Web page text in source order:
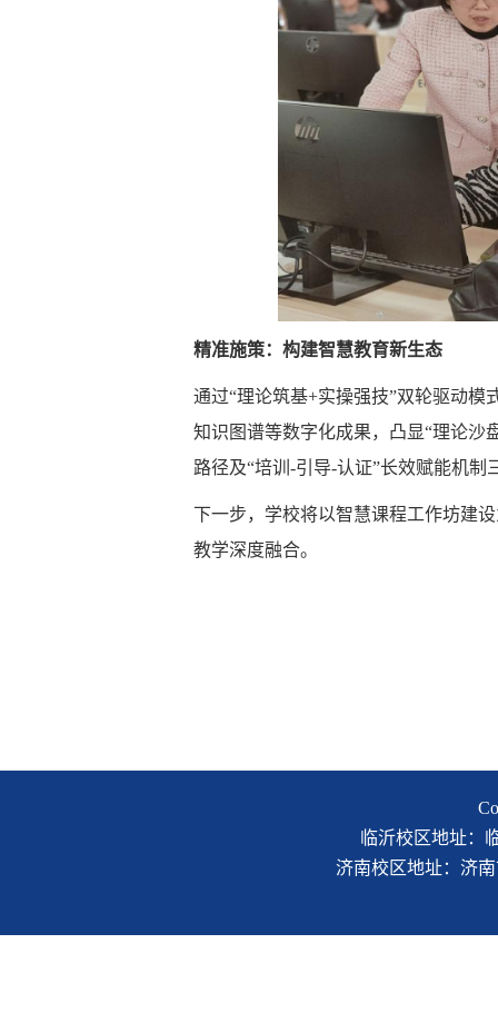
精准施策：构建智慧教育新生态
通过“理论筑基+实操强技”双轮驱动
知识图谱等数字化成果，凸显“理论沙
路径及“培训-引导-认证”长效赋能机制
下一步，学校将以智慧课程工作坊建
教学深度融合。
临沂校区地址：
济南校区地址：济南